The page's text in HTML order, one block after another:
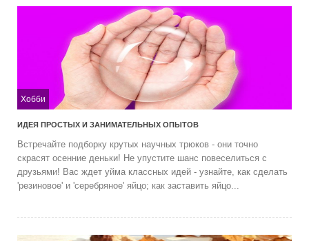
Хобби
ИДЕЯ ПРОСТЫХ И ЗАНИМАТЕЛЬНЫХ ОПЫТОВ
Встречайте подборку крутых научных трюков - они точно
скрасят осенние деньки! Не упустите шанс повеселиться с
друзьями! Вас ждет уйма классных идей - узнайте, как сделать
'резиновое' и 'серебряное' яйцо; как заставить яйцо...